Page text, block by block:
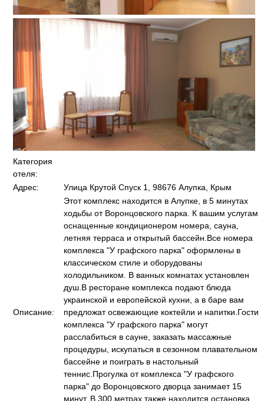
Категория
отеля:
Адрес:
Улица Крутой Спуск 1, 98676 Алупка, Крым
Описание:
Этот комплекс находится в Алупке, в 5 минутах
ходьбы от Воронцовского парка. К вашим услугам
оснащенные кондиционером номера, сауна,
летняя терраса и открытый бассейн.Все номера
комплекса "У графского парка" оформлены в
классическом стиле и оборудованы
холодильником. В ванных комнатах установлен
душ.В ресторане комплекса подают блюда
украинской и европейской кухни, а в баре вам
предложат освежающие коктейли и напитки.Гости
комплекса "У графского парка" могут
расслабиться в сауне, заказать массажные
процедуры, искупаться в сезонном плавательном
бассейне и поиграть в настольный
теннис.Прогулка от комплекса "У графского
парка" до Воронцовского дворца занимает 15
минут. В 300 метрах также находится остановка,